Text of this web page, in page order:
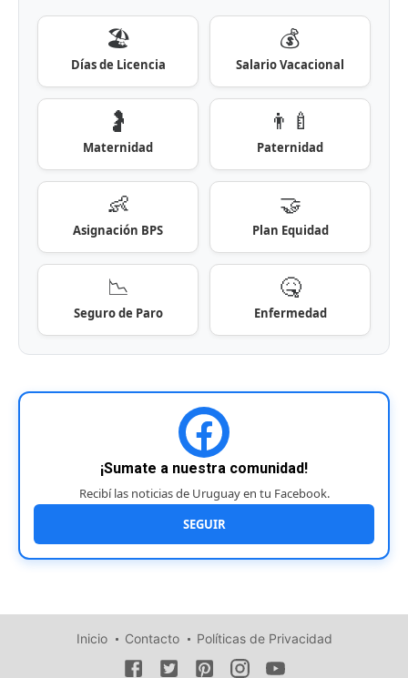
🏖️
Días de Licencia
💰
Salario Vacacional
🤰
Maternidad
👨‍🍼
Paternidad
👶
Asignación BPS
🤝
Plan Equidad
📉
Seguro de Paro
🤒
Enfermedad
¡Sumate a nuestra comunidad!
Recibí las noticias de Uruguay en tu Facebook.
SEGUIR
Inicio Contacto Políticas de Privacidad